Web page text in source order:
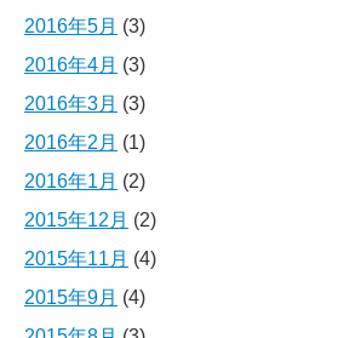
2016年5月 (3)
2016年4月 (3)
2016年3月 (3)
2016年2月 (1)
2016年1月 (2)
2015年12月 (2)
2015年11月 (4)
2015年9月 (4)